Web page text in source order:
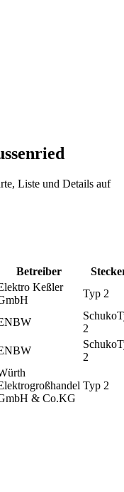
Liste und Details auf
Betreiber
Keßler
Typ 2
Schuko
2
Schuko
2
& Co.KG
Typ 2